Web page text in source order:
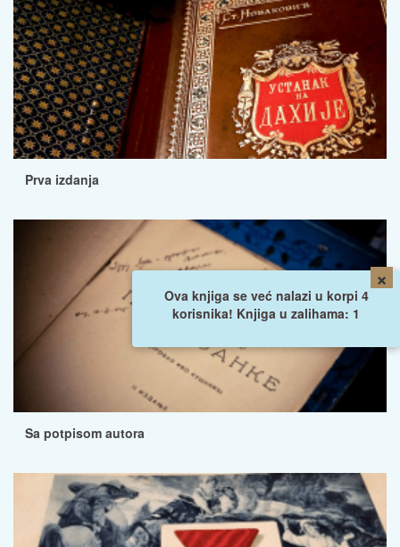
×
Ova knjiga se već nalazi u korpi 4
korisnika! Knjiga u zalihama: 1
Prva izdanja
Sa potpisom autora